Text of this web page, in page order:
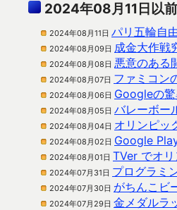
2024年08月11日以
2024年08月11日 パリ五輪自
2024年08月09日 成金大作戦
2024年08月08日 悪意のある
2024年08月07日 ファミコン
2024年08月06日 Googleの
2024年08月05日 バレーボー
2024年08月04日 オリンピッ
2024年08月02日 Google
2024年08月01日 TVer でオ
2024年07月31日 プログラミ
2024年07月30日 がちんこビ
2024年07月29日 金メダルラ